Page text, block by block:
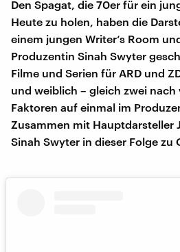
Den Spagat, die 70er für ein
Heute zu holen, haben die
einem jungen Writer‘s Room
Produzentin Sinah Swyter
Filme und Serien für ARD und
und weiblich – gleich zwei nach
Faktoren auf einmal im
Zusammen mit Hauptdarsteller
Sinah Swyter in dieser Folge zu